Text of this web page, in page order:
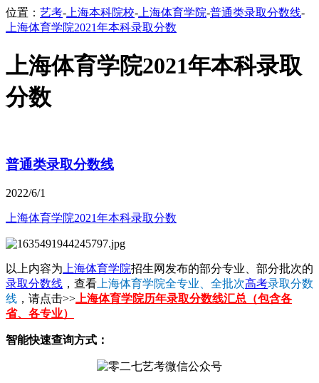
位置： 艺考- 上海本科院校- 上海体育学院-普通类录取分数线-
上海体育学院2021年本科录取分数
上海体育学院2021年本科录取
分数
普通类录取分数线
2022/6/1
上海体育学院2021年本科录取分数
以上内容为 上海体育学院招生网发布的部分专业、部分批次的
录取分数线 ，查看 上海体育学院全专业、全批次高考录取分数
线 ，请点击>> 上海体育学院历年录取分数线汇总（包含各
省、各专业）
智能快速查询方式：